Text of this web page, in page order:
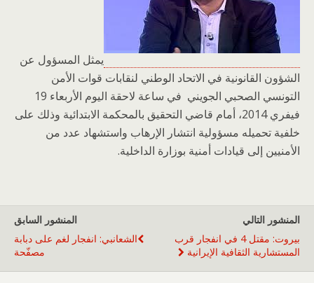
يمثل المسؤول عن
الشؤون القانونية في الاتحاد الوطني لنقابات قوات الأمن
التونسي الصحبي الجويني في ساعة لاحقة اليوم الأربعاء 19
فيفري 2014، أمام قاضي التحقيق بالمحكمة الابتدائية وذلك على
خلفية تحميله مسؤولية انتشار الإرهاب واستشهاد عدد من
الأمنيين إلى قيادات أمنية بوزارة الداخلية.
المنشور السابق
الشعانبي: انفجار لغم على دبابة
مصفّحة
المنشور التالي
بيروت: مقتل 4 في انفجار قرب
المستشارية الثقافية الإيرانية